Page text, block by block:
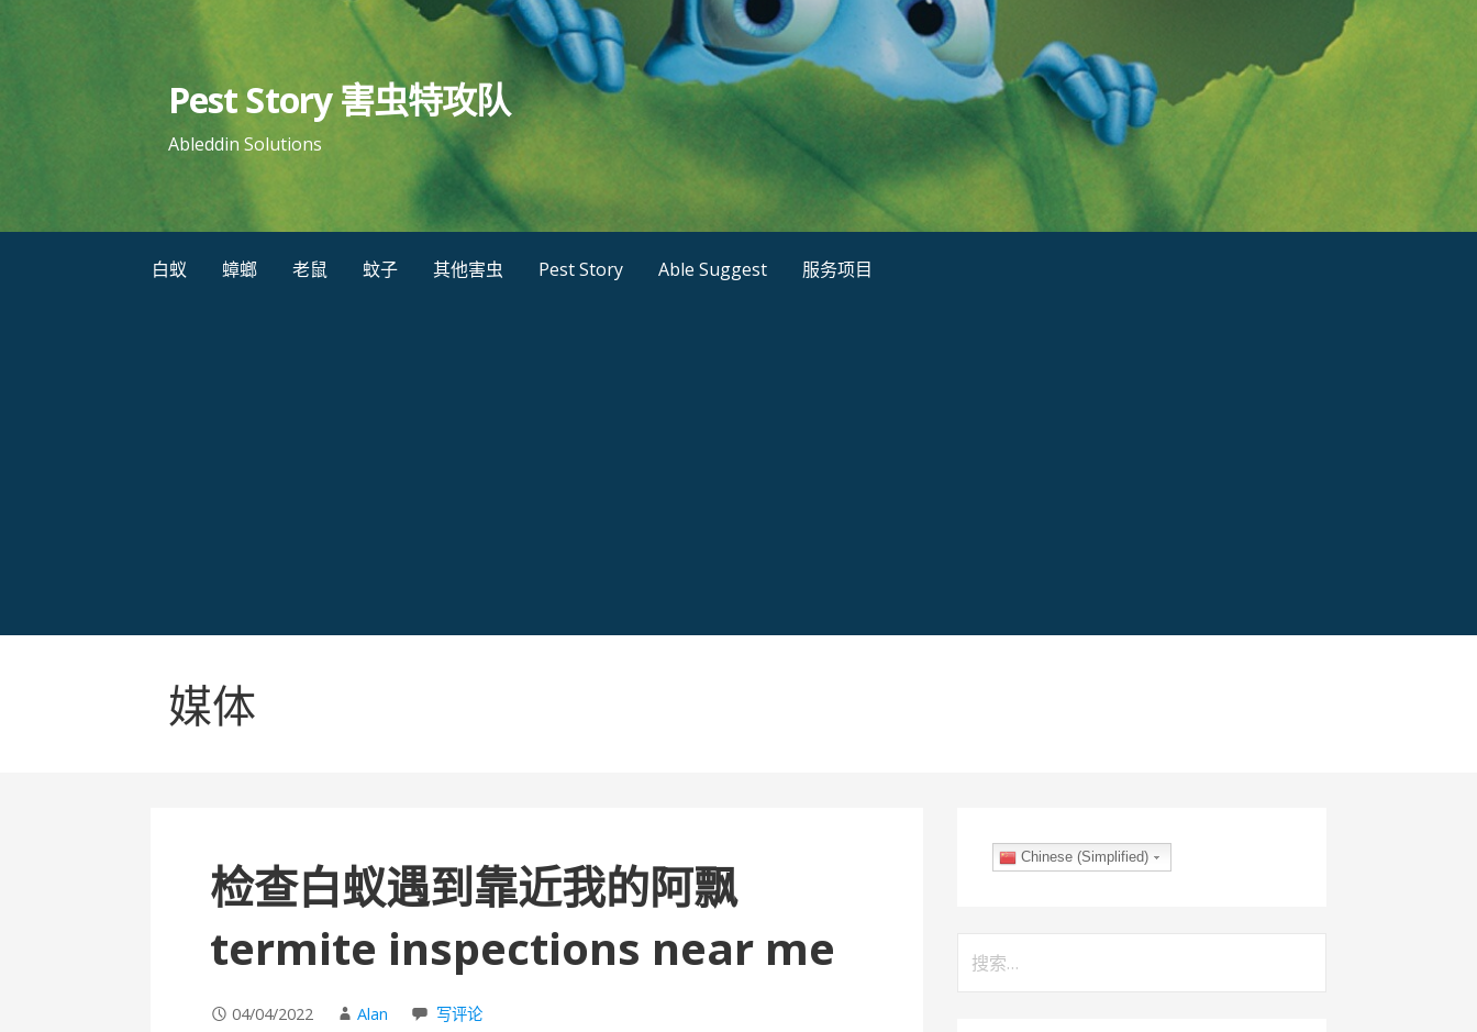
Pest Story 害虫特攻队
Ableddin Solutions
白蚁 蟑螂 老鼠 蚊子 其他害虫 Pest Story Able Suggest 服务项目
媒体
检查白蚁遇到靠近我的阿飘
termite inspections near me
04/04/2022 Alan 写评论
Chinese (Simplified)
索